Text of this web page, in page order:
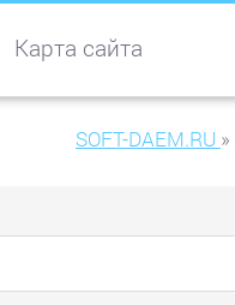
Карта сайта
SOFT-DAEM.RU »